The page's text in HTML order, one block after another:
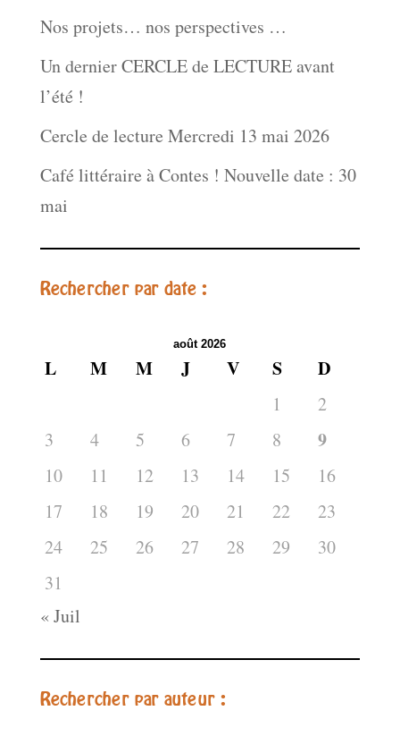
Nos projets… nos perspectives …
Un dernier CERCLE de LECTURE avant
l’été !
Cercle de lecture Mercredi 13 mai 2026
Café littéraire à Contes ! Nouvelle date : 30
mai
Rechercher par date :
août 2026
L M M J V S D
1
2
3
4 5 6 7 8 9
10 11 12 13 14 15
16
17
18 19 20 21 22
23
24
25 26 27 28 29
30
31
« Juil
Rechercher par auteur :